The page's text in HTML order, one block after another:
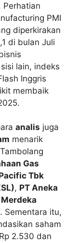
Perhatian
PMI
diperkirakan
di bulan Juli
lain, indeks
Inggris
membaik
analis juga
menarik
Gas
Tbk
, PT Aneka
Merdeka
. Sementara itu,
saham
Rp 2.530 dan